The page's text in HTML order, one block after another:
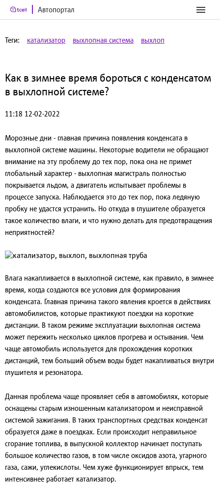
Автопортал
Теги: катализатор выхлопная система выхлоп
Как в зимнее время бороться с конденсатом
в выхлопной системе?
11:18 12-02-2022
Морозные дни - главная причина появления конденсата в
выхлопной системе машины. Некоторые водители не обращают
внимание на эту проблему до тех пор, пока она не примет
глобальный характер - выхлопная магистраль полностью
покрывается льдом, а двигатель испытывает проблемы в
процессе запуска. Наблюдается это до тех пор, пока ледяную
пробку не удастся устранить. Но откуда в глушителе образуется
такое количество влаги, и что нужно делать для предотвращения
неприятностей?
Влага накапливается в выхлопной системе, как правило, в зимнее
время, когда создаются все условия для формирования
конденсата. Главная причина такого явления кроется в действиях
автомобилистов, которые практикуют поездки на короткие
дистанции. В таком режиме эксплуатации выхлопная система
может пережить несколько циклов прогрева и остывания. Чем
чаще автомобиль используется для прохождения коротких
дистанций, тем больший объем воды будет накапливаться внутри
глушителя и резонатора.
Данная проблема чаще проявляет себя в автомобилях, которые
оснащены старым изношенным катализатором и неисправной
системой зажигания. В таких транспортных средствах конденсат
образуется даже в поездках. Если происходит неправильное
сгорание топлива, в выпускной коллектор начинает поступать
большое количество газов, в том числе оксидов азота, угарного
газа, сажи, углекислоты. Чем хуже функционирует впрыск, тем
интенсивнее работает катализатор.